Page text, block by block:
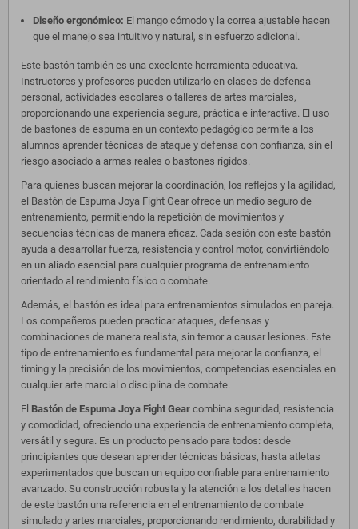
Diseño ergonómico: El mango cómodo y la correa ajustable hacen
que el manejo sea intuitivo y natural, sin esfuerzo adicional.
Este bastón también es una excelente herramienta educativa.
Instructores y profesores pueden utilizarlo en clases de defensa
personal, actividades escolares o talleres de artes marciales,
proporcionando una experiencia segura, práctica e interactiva. El uso
de bastones de espuma en un contexto pedagógico permite a los
alumnos aprender técnicas de ataque y defensa con confianza, sin el
riesgo asociado a armas reales o bastones rígidos.
Para quienes buscan mejorar la coordinación, los reflejos y la agilidad,
el Bastón de Espuma Joya Fight Gear ofrece un medio seguro de
entrenamiento, permitiendo la repetición de movimientos y
secuencias técnicas de manera eficaz. Cada sesión con este bastón
ayuda a desarrollar fuerza, resistencia y control motor, convirtiéndolo
en un aliado esencial para cualquier programa de entrenamiento
orientado al rendimiento físico o combate.
Además, el bastón es ideal para entrenamientos simulados en pareja.
Los compañeros pueden practicar ataques, defensas y
combinaciones de manera realista, sin temor a causar lesiones. Este
tipo de entrenamiento es fundamental para mejorar la confianza, el
timing y la precisión de los movimientos, competencias esenciales en
cualquier arte marcial o disciplina de combate.
El Bastón de Espuma Joya Fight Gear combina seguridad, resistencia
y comodidad, ofreciendo una experiencia de entrenamiento completa,
versátil y segura. Es un producto pensado para todos: desde
principiantes que desean aprender técnicas básicas, hasta atletas
experimentados que buscan un equipo confiable para entrenamiento
avanzado. Su construcción robusta y la atención a los detalles hacen
de este bastón una referencia en el entrenamiento de combate
simulado y artes marciales, proporcionando rendimiento, durabilidad y